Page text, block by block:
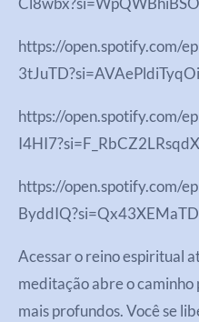
https://open.spotify.com/
https://open.spotify.com/
https://open.spotify.com/
Acessar o reino espiritual
meditação abre o caminho
mais profundos. Você se